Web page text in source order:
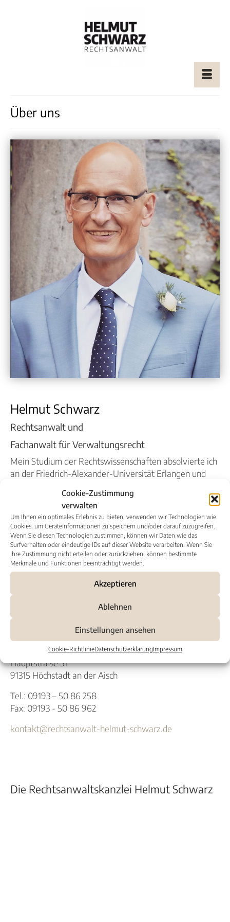
Cookie-Zustimmung
verwalten
Um Ihnen ein optimales Erlebnis zu bieten, verwenden wir Technologien wie
Cookies, um Geräteinformationen zu speichern und/oder darauf zuzugreifen.
Wenn Sie diesen Technologien zustimmen, können wir Daten wie das
Surfverhalten oder eindeutige IDs auf dieser Website verarbeiten. Wenn Sie
Ihre Zustimmung nicht erteilen oder zurückziehen, können bestimmte
Merkmale und Funktionen beeinträchtigt werden.
Akzeptieren
Ablehnen
Einstellungen ansehen
Cookie-RichtlinieDatenschutzerklärungImpressum
Über uns
Helmut Schwarz
Rechtsanwalt und
Fachanwalt für Verwaltungsrecht
Mein Studium der Rechtswissenschaften absolvierte ich
an der Friedrich-Alexander-Universität Erlangen und
Oberlandesgericht Nürnberg.
Im Jahr 1995 wurde ich zum Rechtsanwalt zugelassen.
Im selben Jahr begann ich meine Tätigkeit als Justiziar
beim Landratsamt Hoyerswerda.
1997 gündete ich sodann meine Rechtsanwaltskanzlei in
Wittichenau.
Seit 1999 führe ich den Titel Fachanwalt für
Im Jahr 2022 gründete ich meine neue
Rechtsanwaltskanzlei in Höchstadt an der Aisch.
Hauptstraße 31
91315 Höchstadt an der Aisch
Tel.: 09193 – 50 86 258
Fax: 09193 - 50 86 962
kontakt@rechtsanwalt-helmut-schwarz.de
Die Rechtsanwaltskanzlei Helmut Schwarz